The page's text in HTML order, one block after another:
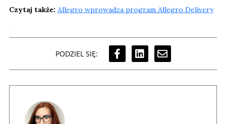
Czytaj także: Allegro wprowadza program Allegro Delivery
PODZIEL SIĘ: